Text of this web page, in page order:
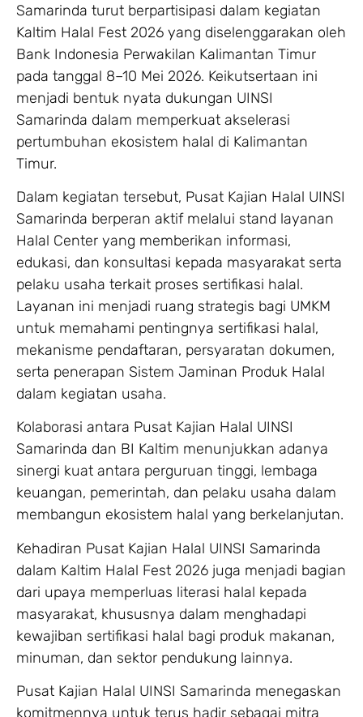
Samarinda turut berpartisipasi dalam kegiatan
Kaltim Halal Fest 2026 yang diselenggarakan oleh
Bank Indonesia Perwakilan Kalimantan Timur
pada tanggal 8–10 Mei 2026. Keikutsertaan ini
menjadi bentuk nyata dukungan UINSI
Samarinda dalam memperkuat akselerasi
pertumbuhan ekosistem halal di Kalimantan
Timur.
Dalam kegiatan tersebut, Pusat Kajian Halal UINSI
Samarinda berperan aktif melalui stand layanan
Halal Center yang memberikan informasi,
edukasi, dan konsultasi kepada masyarakat serta
pelaku usaha terkait proses sertifikasi halal.
Layanan ini menjadi ruang strategis bagi UMKM
untuk memahami pentingnya sertifikasi halal,
mekanisme pendaftaran, persyaratan dokumen,
serta penerapan Sistem Jaminan Produk Halal
dalam kegiatan usaha.
Kolaborasi antara Pusat Kajian Halal UINSI
Samarinda dan BI Kaltim menunjukkan adanya
sinergi kuat antara perguruan tinggi, lembaga
keuangan, pemerintah, dan pelaku usaha dalam
membangun ekosistem halal yang berkelanjutan.
Kehadiran Pusat Kajian Halal UINSI Samarinda
dalam Kaltim Halal Fest 2026 juga menjadi bagian
dari upaya memperluas literasi halal kepada
masyarakat, khususnya dalam menghadapi
kewajiban sertifikasi halal bagi produk makanan,
minuman, dan sektor pendukung lainnya.
Pusat Kajian Halal UINSI Samarinda menegaskan
komitmennya untuk terus hadir sebagai mitra